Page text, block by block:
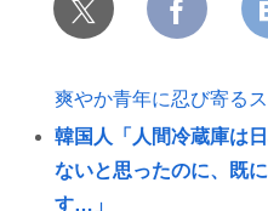
爽やか青年に忍び寄る
韓国人「人間冷蔵庫は
ないと思ったのに、既
す…」